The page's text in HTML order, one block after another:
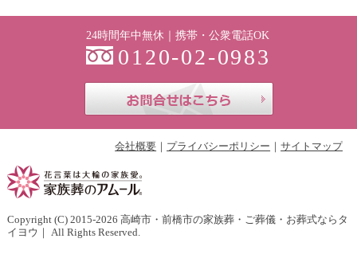
24時間年中無休｜携帯・公衆電話OK
0120-02-0983
会社概要 プライバシーポリシー サイトマップ
Copyright (C) 2015-2026 高崎市・前橋市の家族葬・ご葬儀・お葬式ならタ
イヨウ ｜ All Rights Reserved.